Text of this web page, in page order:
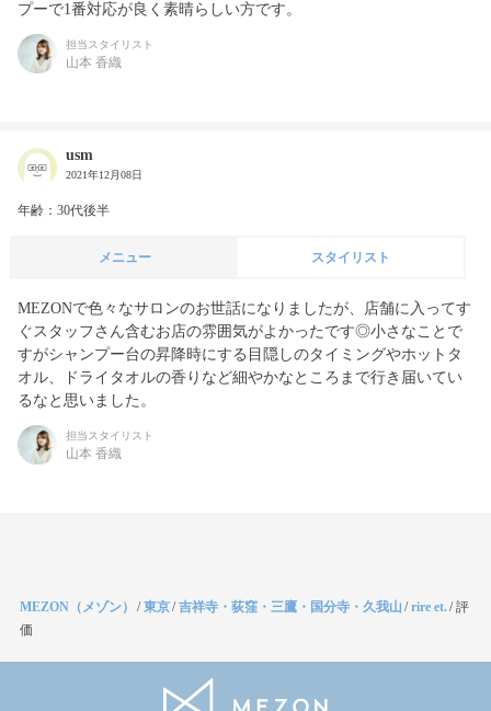
プーで1番対応が良く素晴らしい方です。
担当スタイリスト
山本 香織
usm
2021年12月08日
年齢：30代後半
メニュー スタイリスト
MEZONで色々なサロンのお世話になりましたが、店舗に入ってす
ぐスタッフさん含むお店の雰囲気がよかったです◎小さなことで
すがシャンプー台の昇降時にする目隠しのタイミングやホットタ
オル、ドライタオルの香りなど細やかなところまで行き届いてい
るなと思いました。
担当スタイリスト
山本 香織
MEZON（メゾン） /東京/吉祥寺・荻窪・三鷹・国分寺・久我山 /rire et./評
価